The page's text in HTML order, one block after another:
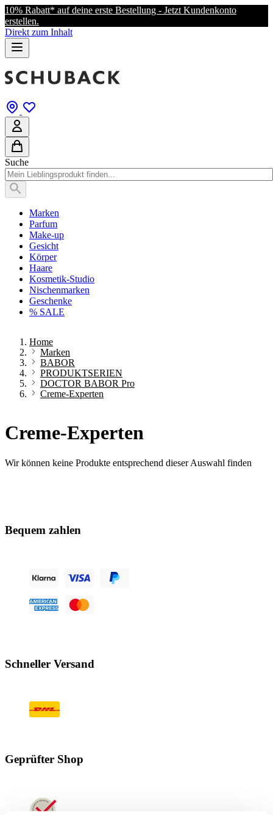
10% Rabatt* auf deine erste Bestellung - Jetzt Kundenkonto
erstellen.
Direkt zum Inhalt
Suche
Marken
Parfum
Make-up
Gesicht
Körper
Haare
Kosmetik-Studio
Nischenmarken
Geschenke
% SALE
Home
Marken
BABOR
PRODUKTSERIEN
DOCTOR BABOR Pro
Creme-Experten
Creme-Experten
Wir können keine Produkte entsprechend dieser Auswahl finden
Bequem zahlen
Schneller Versand
Geprüfter Shop